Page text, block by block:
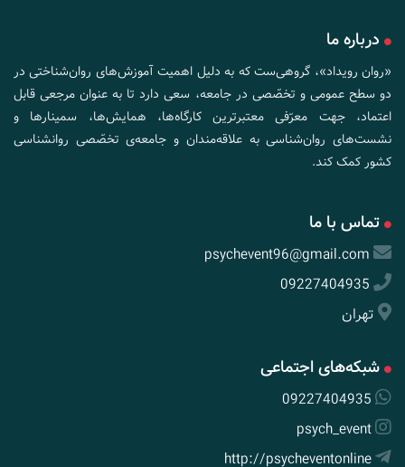
درباره ما
«روان رویداد»، گروهی‌ست که به دلیل اهمیت آموزش‌های روان‌شناختی در
دو سطح عمومی و تخصّصی در جامعه، سعی دارد تا به عنوان مرجعی قابل
اعتماد، جهت معرّفی معتبرترین کارگاه‌ها، همایش‌ها، سمینارها و
نشست‌های روان‌شناسی به علاقه‌مندان و جامعه‌ی تخصّصی روانشناسی
کشور کمک کند.
تماس با ما
psychevent96@gmail.com
09227404935
تهران
شبکه‌های اجتماعی
09227404935
psych_event
http://psycheventonline